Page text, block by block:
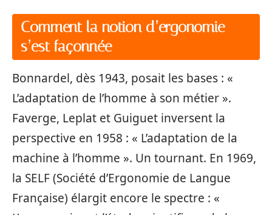
Comment la notion d’ergonomie
s’est façonnée
Bonnardel, dès 1943, posait les bases : «
L’adaptation de l’homme à son métier ».
Faverge, Leplat et Guiguet inversent la
perspective en 1958 : « L’adaptation de la
machine à l’homme ». Un tournant. En 1969,
la SELF (Société d’Ergonomie de Langue
Française) élargit encore le spectre : «